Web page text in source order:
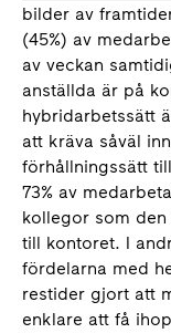
bilder av
(45%) av
av veckan
anställda är på
hybridarbetssätt
att kräva såväl
förhållningssätt
73% av
kollegor som
till kontoret. I
fördelarna med
restider gjort att
enklare att få